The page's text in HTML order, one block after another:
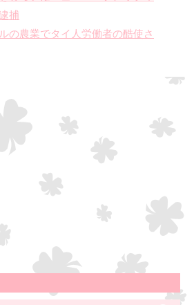
捕
の農業でタイ人労働者の酷使さ